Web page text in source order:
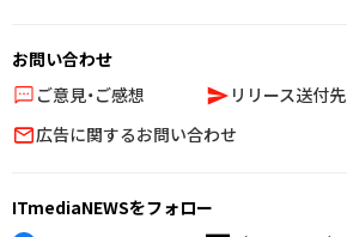
お問い合わせ
ご意見・ご感想
リリース送付先
広告に関するお問い合わせ
ITmediaNEWSをフォロー